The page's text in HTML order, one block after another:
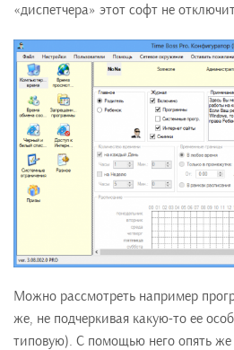
«диспетчера» этот софт не
Можно рассмотреть например
же, не подчеркивая какую-то ее
типовую). С помощью него опять